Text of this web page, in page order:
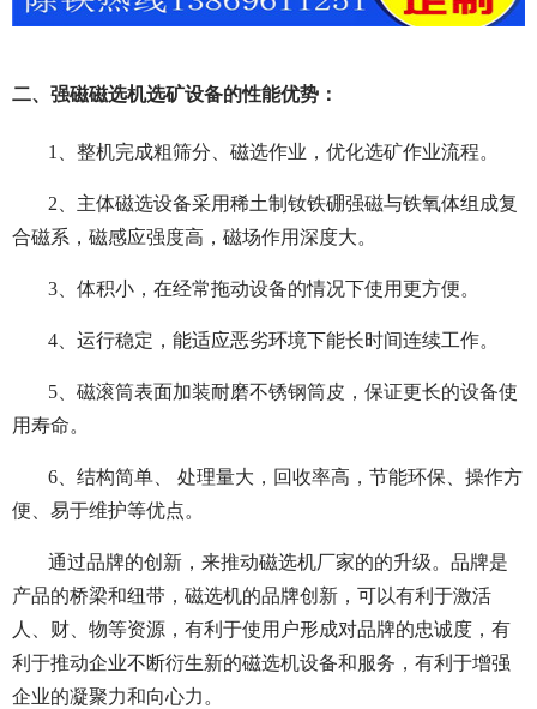
二、强磁磁选机选矿设备的性能优势：
1、整机完成粗筛分、磁选作业，优化选矿作业流程。
2、主体磁选设备采用稀土制钕铁硼强磁与铁氧体组成复
合磁系，磁感应强度高，磁场作用深度大。
3、体积小，在经常拖动设备的情况下使用更方便。
4、运行稳定，能适应恶劣环境下能长时间连续工作。
5、磁滚筒表面加装耐磨不锈钢筒皮，保证更长的设备使
用寿命。
6、结构简单、 处理量大，回收率高，节能环保、操作方
便、易于维护等优点。
通过品牌的创新，来推动磁选机厂家的的升级。品牌是
产品的桥梁和纽带，磁选机的品牌创新，可以有利于激活
人、财、物等资源，有利于使用户形成对品牌的忠诚度，有
利于推动企业不断衍生新的磁选机设备和服务，有利于增强
企业的凝聚力和向心力。